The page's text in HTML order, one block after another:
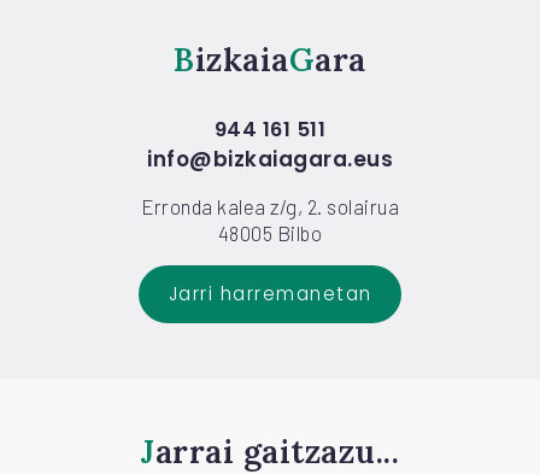
Bizkaia Gara
944 161 511
info@bizkaiagara.eus
Erronda kalea z/g, 2. solairua
48005 Bilbo
Jarri harremanetan
Jarrai gaitzazu...